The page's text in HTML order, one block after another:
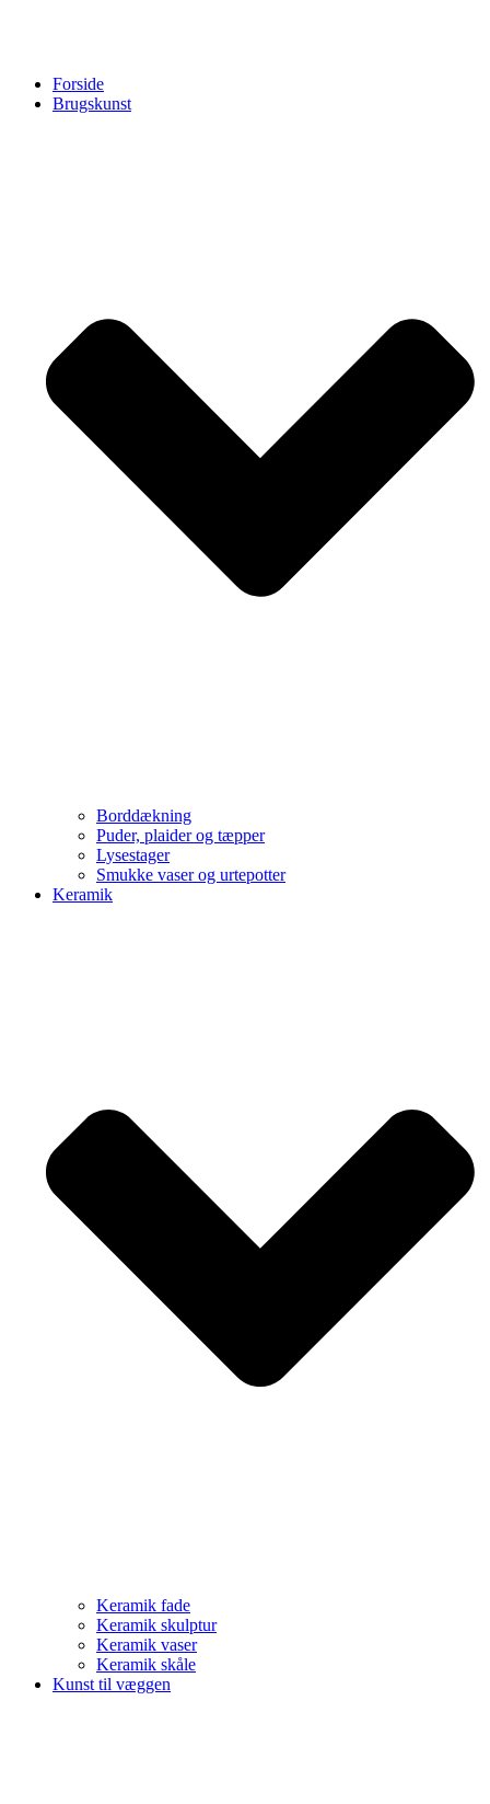
Forside
Brugskunst
Borddækning
Puder, plaider og tæpper
Lysestager
Smukke vaser og urtepotter
Keramik
Keramik fade
Keramik skulptur
Keramik vaser
Keramik skåle
Kunst til væggen